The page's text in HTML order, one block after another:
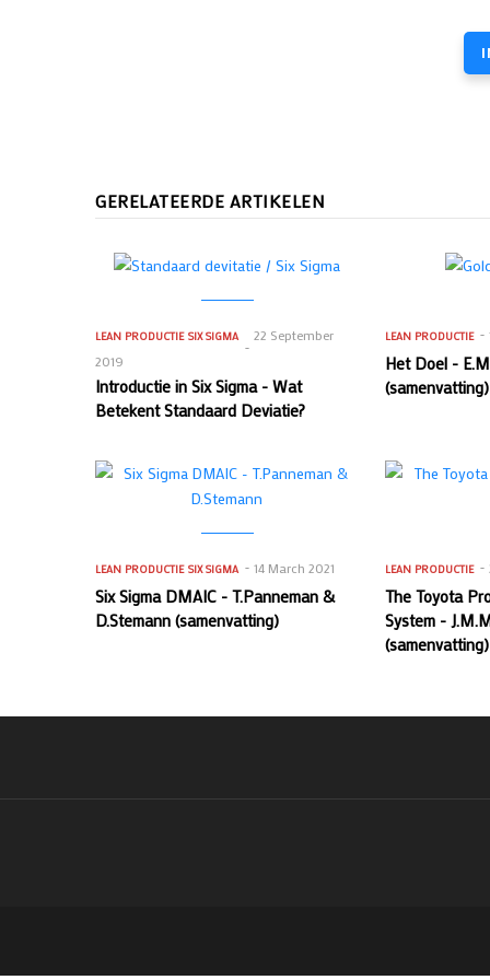
GERELATEERDE ARTIKELEN
LEAN PRODUCTIE SIX SIGMA
22 September
2019
Introductie in Six Sigma - Wat
Betekent Standaard Deviatie?
LEAN PRODUCTIE
Het Doel -
(samenvatting)
LEAN PRODUCTIE SIX SIGMA 14 March 2021
Six Sigma DMAIC - T.Panneman &
D.Stemann (samenvatting)
LEAN PRODUCTIE
The Toyota
System -
(samenvatting)